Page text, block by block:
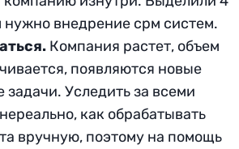
нужно внедрение срм систем.
Компания растет, объем
появляются новые
задачи. Уследить за всеми
как обрабатывать
вручную, поэтому на помощь